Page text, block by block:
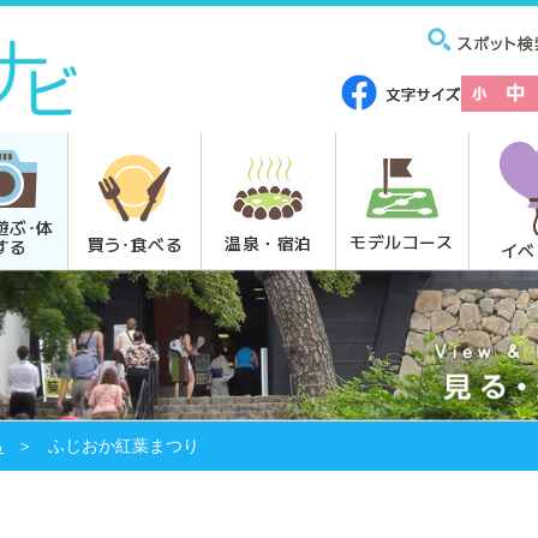
ぶ･体
る
買う･食べる 温泉・宿泊 モデルコース イ
ふじおか紅葉まつり